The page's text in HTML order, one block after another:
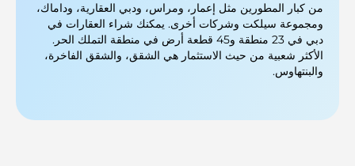
من كبار المطورين مثل إعمار، ومراس، ودبي العقارية، وداماك،
ومجموعة سيلكت وشركات أخرى. يمكنك شراء العقارات في
دبي في 23 منطقة و45 قطعة أرض في منطقة التملك الحر.
الأكثر شعبية من حيث الاستثمار هي الشقق، والشقق الفاخرة،
والبنتهاوس.